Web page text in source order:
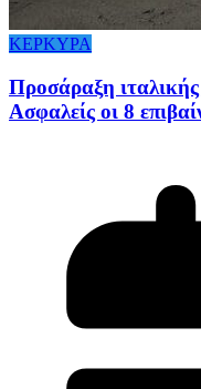
ΚΕΡΚΥΡΑ
Προσάραξη
Ασφαλείς οι 8